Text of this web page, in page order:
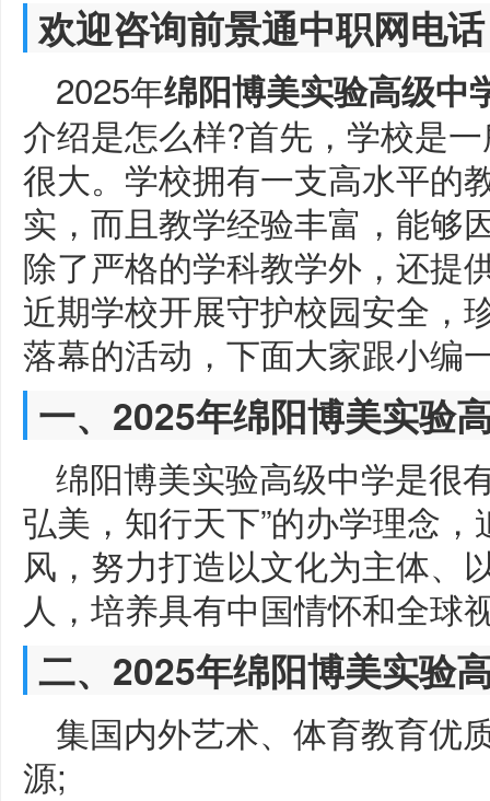
欢迎咨询前景通中职网电
2025年绵阳博美实验高级中
介绍是怎么样?首先，学校是
很大。学校拥有一支高水平的
实，而且教学经验丰富，能够
除了严格的学科教学外，还提
近期学校开展守护校园安全，
落幕的活动，下面大家跟小编
一、2025年绵阳博美实验
绵阳博美实验高级中学是很
弘美，知行天下”的办学理念
风，努力打造以文化为主体、
人，培养具有中国情怀和全球
二、2025年绵阳博美实验
集国内外艺术、体育教育优
源;